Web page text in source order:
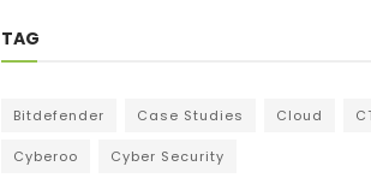
TAG
Bitdefender Case Studies Cloud
Cyberoo Cyber Security